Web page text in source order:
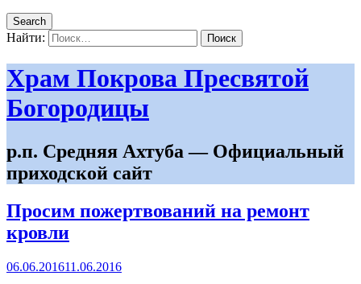
Search
Найти:
Храм Покрова Пресвятой
Богородицы
р.п. Средняя Ахтуба — Официальный
приходской сайт
Просим пожертвований на ремонт
кровли
06.06.201611.06.2016